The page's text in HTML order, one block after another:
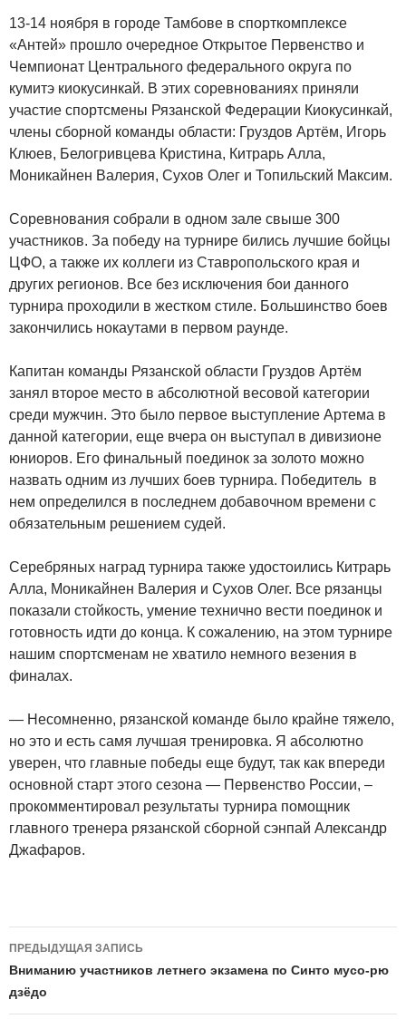
13-14 ноября в городе Тамбове в спорткомплексе
«Антей» прошло очередное Открытое Первенство и
Чемпионат Центрального федерального округа по
кумитэ киокусинкай. В этих соревнованиях приняли
участие спортсмены Рязанской Федерации Киокусинкай,
члены сборной команды области: Груздов Артём, Игорь
Клюев, Белогривцева Кристина, Китрарь Алла,
Моникайнен Валерия, Сухов Олег и Топильский Максим.
Соревнования собрали в одном зале свыше 300
участников. За победу на турнире бились лучшие бойцы
ЦФО, а также их коллеги из Ставропольского края и
других регионов. Все без исключения бои данного
турнира проходили в жестком стиле. Большинство боев
закончились нокаутами в первом раунде.
Капитан команды Рязанской области Груздов Артём
занял второе место в абсолютной весовой категории
среди мужчин. Это было первое выступление Артема в
данной категории, еще вчера он выступал в дивизионе
юниоров. Его финальный поединок за золото можно
назвать одним из лучших боев турнира. Победитель в
нем определился в последнем добавочном времени с
обязательным решением судей.
Серебряных наград турнира также удостоились Китрарь
Алла, Моникайнен Валерия и Сухов Олег. Все рязанцы
показали стойкость, умение технично вести поединок и
готовность идти до конца. К сожалению, на этом турнире
нашим спортсменам не хватило немного везения в
финалах.
— Несомненно, рязанской команде было крайне тяжело,
но это и есть самя лучшая тренировка. Я абсолютно
уверен, что главные победы еще будут, так как впереди
основной старт этого сезона — Первенство России, –
прокомментировал результаты турнира помощник
главного тренера рязанской сборной сэнпай Александр
Джафаров.
Навигация
по
записям
ПРЕДЫДУЩАЯ ЗАПИСЬ
Вниманию участников летнего экзамена по Синто мусо-рю
дзёдо